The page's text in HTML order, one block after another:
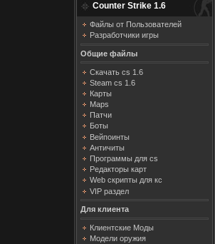
Counter Strike 1.6
Файлы от Пользователей
Разработчики игры
Общие файлы
Скачать cs 1.6
Steam cs 1.6
Карты
Maps
Патчи
Боты
Вейпоинты
Античиты
Программы для cs
Редакторы карт
Web скрипты для кс
VIP раздел
Для клиента
Клиентские Моды
Модели оружия